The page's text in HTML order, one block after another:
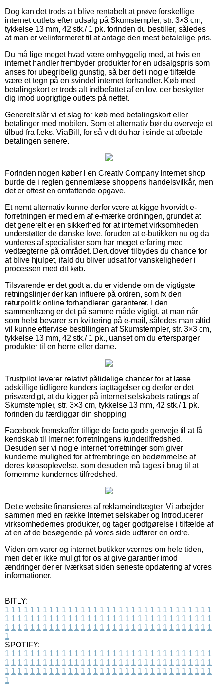
Dog kan det trods alt blive rentabelt at prøve forskellige
internet outlets efter udsalg på Skumstempler, str. 3×3 cm,
tykkelse 13 mm, 42 stk./ 1 pk. forinden du bestiller, således
at man er velinformeret til at antage den mest betalelige pris.
Du må lige meget hvad være omhyggelig med, at hvis en
internet handler frembyder produkter for en udsalgspris som
anses for ubegribelig gunstig, så bør det i nogle tilfælde
være et tegn på en svindel internet forhandler. Køb med
betalingskort er trods alt indbefattet af en lov, der beskytter
dig imod uoprigtige outlets på nettet.
Generelt slår vi et slag for køb med betalingskort eller
betalinger med mobilen. Som et alternativ bør du overveje et
tilbud fra f.eks. ViaBill, for så vidt du har i sinde at afbetale
betalingen senere.
Forinden nogen køber i en Creativ Company internet shop
burde de i reglen gennemlæse shoppens handelsvilkår, men
det er oftest en omfattende opgave.
Et nemt alternativ kunne derfor være at kigge hvorvidt e-
forretningen er medlem af e-mærke ordningen, grundet at
det generelt er en sikkerhed for at internet virksomheden
understøtter de danske love, foruden at e-butikken nu og da
vurderes af specialister som har meget erfaring med
vedtægterne på området. Derudover tilbydes du chance for
at blive hjulpet, ifald du bliver udsat for vanskeligheder i
processen med dit køb.
Tilsvarende er det godt at du er vidende om de vigtigste
retningslinjer der kan influere på ordren, som fx den
returpolitik online forhandleren garanterer. I den
sammenhæng er det på samme måde vigtigt, at man når
som helst bevarer sin kvittering på e-mail, således man altid
vil kunne eftervise bestillingen af Skumstempler, str. 3×3 cm,
tykkelse 13 mm, 42 stk./ 1 pk., uanset om du efterspørger
produkter til en herre eller dame.
Trustpilot leverer relativt pålidelige chancer for at læse
adskillige tidligere kunders iagttagelser og derfor er det
prisværdigt, at du kigger på internet selskabets ratings af
Skumstempler, str. 3×3 cm, tykkelse 13 mm, 42 stk./ 1 pk.
forinden du færdiggør din shopping.
Facebook fremskaffer tillige de facto gode genveje til at få
kendskab til internet forretningens kundetilfredshed.
Desuden ser vi nogle internet forretninger som giver
kunderne mulighed for at frembringe en bedømmelse af
deres købsoplevelse, som desuden må tages i brug til at
fornemme kundernes tilfredshed.
Dette website finansieres af reklameindtægter. Vi arbejder
sammen med en række internet selskaber og introducerer
virksomhedernes produkter, og tager godtgørelse i tilfælde af
at en af de besøgende på vores side udfører en ordre.
Viden om varer og internet butikker værnes om hele tiden,
men det er ikke muligt for os at give garantier imod
ændringer der er iværksat siden seneste opdatering af vores
informationer.
BITLY:
1 1 1 1 1 1 1 1 1 1 1 1 1 1 1 1 1 1 1 1 1 1 1 1 1 1 1 1 1 1 1 1 1
1 1 1 1 1 1 1 1 1 1 1 1 1 1 1 1 1 1 1 1 1 1 1 1 1 1 1 1 1 1 1 1 1
1 1 1 1 1 1 1 1 1 1 1 1 1 1 1 1 1 1 1 1 1 1 1 1 1 1 1 1 1 1 1 1 1
1
SPOTIFY:
1 1 1 1 1 1 1 1 1 1 1 1 1 1 1 1 1 1 1 1 1 1 1 1 1 1 1 1 1 1 1 1 1
1 1 1 1 1 1 1 1 1 1 1 1 1 1 1 1 1 1 1 1 1 1 1 1 1 1 1 1 1 1 1 1 1
1 1 1 1 1 1 1 1 1 1 1 1 1 1 1 1 1 1 1 1 1 1 1 1 1 1 1 1 1 1 1 1 1
1